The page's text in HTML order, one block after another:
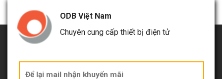
ODB Việt Nam
Chuyên cung cấp thiết bị điện tử